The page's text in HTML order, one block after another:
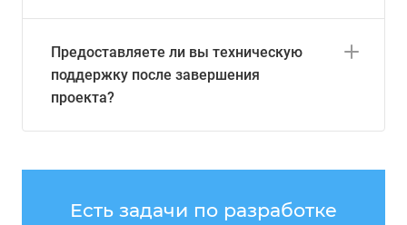
Предоставляете ли вы техническую
поддержку после завершения
проекта?
Есть задачи по разработке